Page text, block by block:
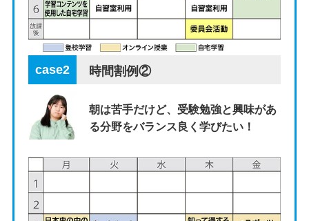
case2 時間割例②
朝は苦手だけど、受験勉強と興味があ
る分野をバランス良く学びたい！